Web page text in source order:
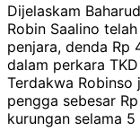
Dijelaskam
Robin Saalino
penjara, denda Rp
dalam perkara
Terdakwa Robinso
pengga sebesar
kurungan selama 5